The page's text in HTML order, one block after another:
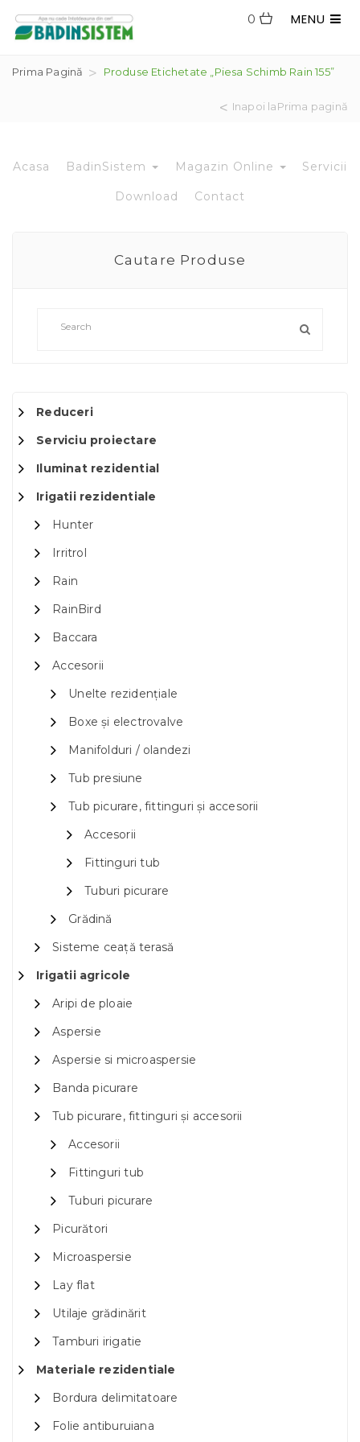
MENU
0
Prima Pagină Produse Etichetate „piesa Schimb Rain 155”
Inapoi laPrima pagină
Acasa BadinSistem Magazin Online Servicii
Download Contact
Cautare Produse
Reduceri
Serviciu proiectare
Iluminat rezidential
Irigatii rezidentiale
Hunter
Irritrol
Rain
RainBird
Baccara
Accesorii
Unelte rezidențiale
Boxe și electrovalve
Manifolduri / olandezi
Tub presiune
Tub picurare, fittinguri și accesorii
Accesorii
Fittinguri tub
Tuburi picurare
Grădină
Sisteme ceață terasă
Irigatii agricole
Aripi de ploaie
Aspersie
Aspersie si microaspersie
Banda picurare
Tub picurare, fittinguri și accesorii
Accesorii
Fittinguri tub
Tuburi picurare
Picurători
Microaspersie
Lay flat
Utilaje grădinărit
Tamburi irigatie
Materiale rezidentiale
Bordura delimitatoare
Folie antiburuiana